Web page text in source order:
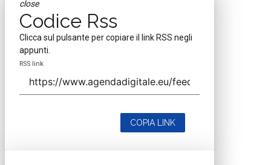
close
Codice Rss
Clicca sul pulsante per copiare il link RSS negli
appunti.
RSS link
COPIA LINK